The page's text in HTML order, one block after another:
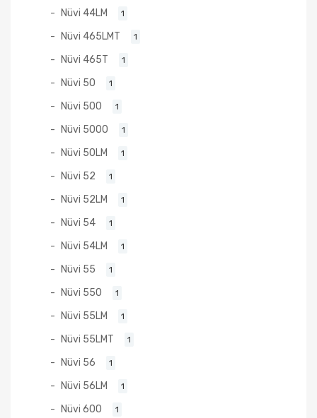
Nüvi 44LM 1
Nüvi 465LMT 1
Nüvi 465T 1
Nüvi 50 1
Nüvi 500 1
Nüvi 5000 1
Nüvi 50LM 1
Nüvi 52 1
Nüvi 52LM 1
Nüvi 54 1
Nüvi 54LM 1
Nüvi 55 1
Nüvi 550 1
Nüvi 55LM 1
Nüvi 55LMT 1
Nüvi 56 1
Nüvi 56LM 1
Nüvi 600 1